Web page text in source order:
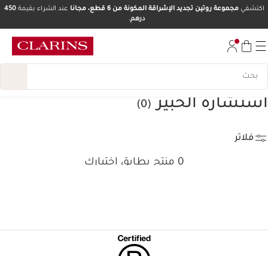
انتقل إلى أسفل الصفحة
اكتشفيمجموعة روتين تجديد الإشراقة المكونة من 6 قطع، مجانا عند الشراء بقيمة450
درهم.
استشارة الخبير (0)
فلاتر
0 منتج يطابق اختيارك